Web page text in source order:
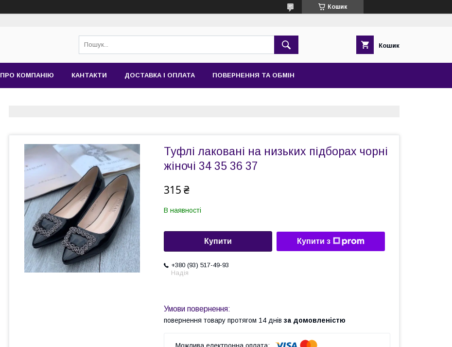
Кошик
Кошик
ПРО КОМПАНІЮ КАНТАКТИ ДОСТАВКА І ОПЛАТА ПОВЕРНЕННЯ ТА ОБМІН
Туфлі лаковані на низьких підборах чорні
жіночі 34 35 36 37
315 ₴
В наявності
Купити Купити з
+380 (93) 517-49-93
Надія
повернення товару протягом 14 днів за домовленістю